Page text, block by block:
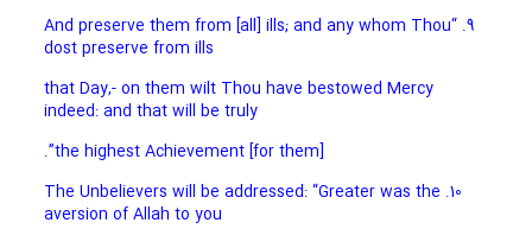
9. “And preserve them from [all] ills; and any whom Thou
dost preserve from ills
that Day,- on them wilt Thou have bestowed Mercy
indeed: and that will be truly
[for them] the highest Achievement”.
10. The Unbelievers will be addressed: “Greater was the
aversion of Allah to you